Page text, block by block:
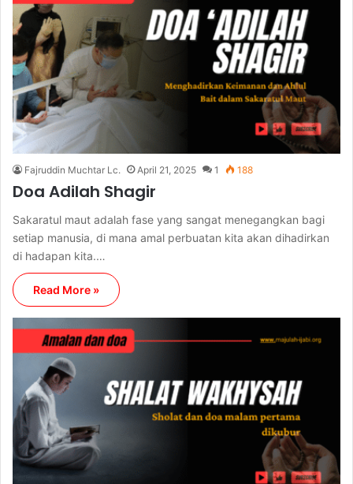
Fajruddin Muchtar Lc. April 21, 2025 1 188
Doa Adilah Shagir
Sakaratul maut adalah fase yang sangat menegangkan bagi
setiap manusia, di mana amal perbuatan kita akan dihadirkan
di hadapan kita.…
Read More »